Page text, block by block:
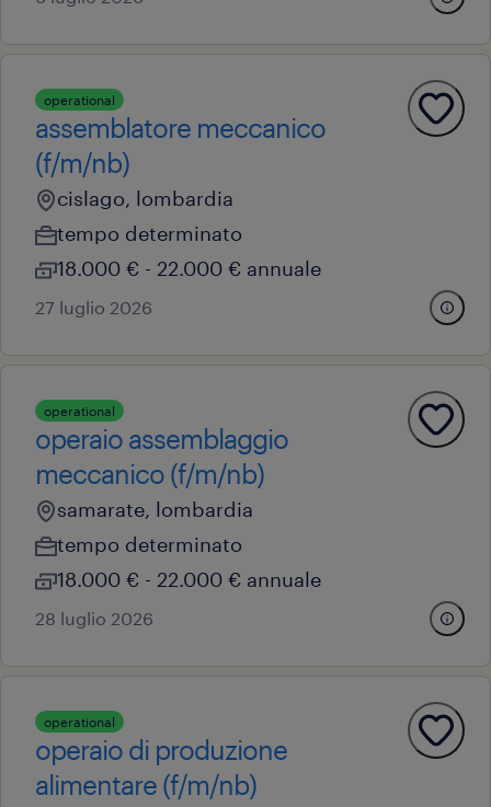
operational
assemblatore meccanico
(f/m/nb)
cislago, lombardia
tempo determinato
18.000 € - 22.000 € annuale
27 luglio 2026
operational
operaio assemblaggio
meccanico (f/m/nb)
samarate, lombardia
tempo determinato
18.000 € - 22.000 € annuale
28 luglio 2026
operational
operaio di produzione
alimentare (f/m/nb)